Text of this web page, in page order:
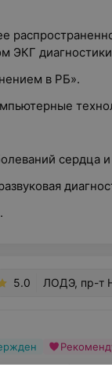
ЭКГ
в РБ».
сердца
5.0 ЛОДЭ, пр-т